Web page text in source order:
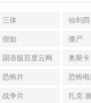
三体 仙剑四
假如 僵尸
国语版百度云网
盘
奥斯卡
恐怖片 恐怖
战争片 扎克·